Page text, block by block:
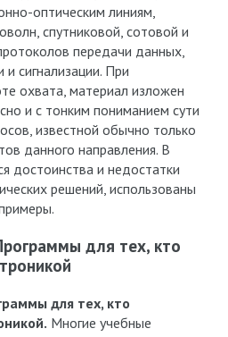
оптическим линиям,
спутниковой, сотовой и
передачи данных,
сигнализации. При
охвата, материал изложен
и с тонким пониманием сути
известной обычно только
данного направления. В
достоинства и недостатки
решений, использованы
для тех, кто
для тех, кто
Многие учебные